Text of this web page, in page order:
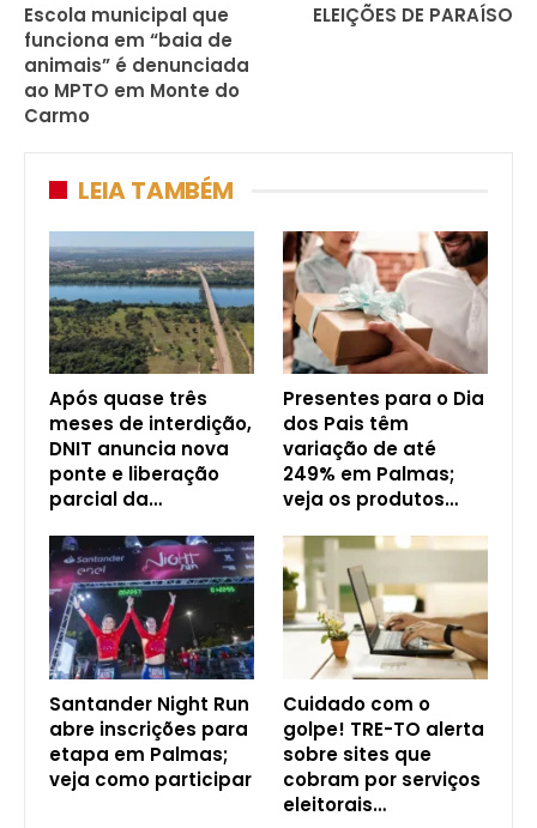
Escola municipal que
funciona em “baia de
animais” é denunciada
ao MPTO em Monte do
Carmo
ELEIÇÕES DE PARAÍSO
LEIA TAMBÉM
Após quase três
meses de interdição,
DNIT anuncia nova
ponte e liberação
parcial da…
Presentes para o Dia
dos Pais têm
variação de até
249% em Palmas;
veja os produtos…
Santander Night Run
abre inscrições para
etapa em Palmas;
veja como participar
Cuidado com o
golpe! TRE-TO alerta
sobre sites que
cobram por serviços
eleitorais…